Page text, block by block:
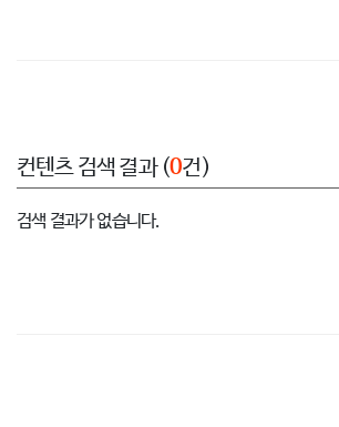
컨텐츠 검색 결과 (0건)
검색 결과가 없습니다.